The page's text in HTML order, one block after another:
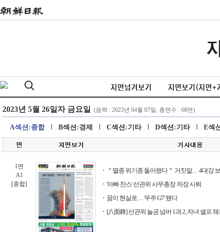
지면넘겨보기 지면보기(지면+
A섹션:종합 B섹션:경제 C섹션:기타 D섹션:기타 E섹
1면
A1
[종합]
＂멸종 위기종 돌아왔다＂ 거짓말… 4대강
'아빠 찬스' 선관위 사무총장·차장 사퇴
꿈이 현실로… '우주 G7' 됐다
[八面鋒] 선관위 늘공 넘버 1과 2, 자녀 셀프